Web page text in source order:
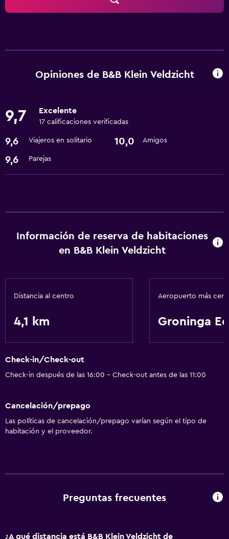
Opiniones de B&B Klein Veldzicht
9,7 Excelente
17 calificaciones verificadas
9,6 Viajeros en solitario 10,0 Amigos
9,6 Parejas
Información de reserva de habitaciones
en B&B Klein Veldzicht
Distancia al centro
4,1 km
Aeropuerto más
Groninga
Check-in/Check-out
Check-in después de las 16:00 - Check-out antes de las 11:00
Cancelación/prepago
Las políticas de cancelación/prepago varían según el tipo de
habitación y el proveedor.
Preguntas frecuentes
¿A qué distancia está B&B Klein Veldzicht de